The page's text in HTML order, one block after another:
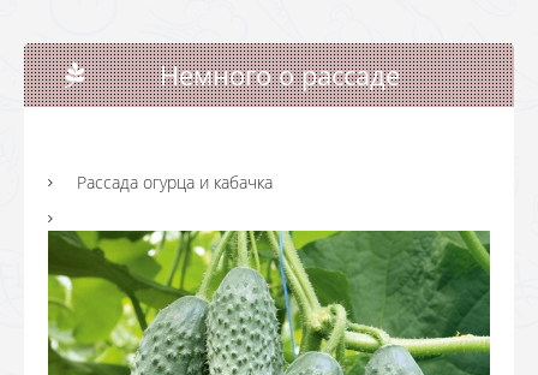
Немного о рассаде
Рассада огурца и кабачка